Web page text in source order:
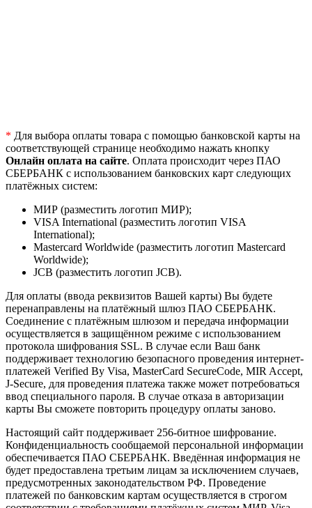
* Для выбора оплаты товара с помощью банковской карты на
соответствующей странице необходимо нажать кнопку
Онлайн оплата на сайте. Оплата происходит через ПАО
СБЕРБАНК с использованием банковских карт следующих
платёжных систем:
МИР (разместить логотип МИР);
VISA International (разместить логотип VISA
International);
Mastercard Worldwide (разместить логотип Mastercard
Worldwide);
JCB (разместить логотип JCB).
Для оплаты (ввода реквизитов Вашей карты) Вы будете
перенаправлены на платёжный шлюз ПАО СБЕРБАНК.
Соединение с платёжным шлюзом и передача информации
осуществляется в защищённом режиме с использованием
протокола шифрования SSL. В случае если Ваш банк
поддерживает технологию безопасного проведения интернет-
платежей Verified By Visa, MasterCard SecureCode, MIR Accept,
J-Secure, для проведения платежа также может потребоваться
ввод специального пароля. В случае отказа в авторизации
карты Вы сможете повторить процедуру оплаты заново.
Настоящий сайт поддерживает 256-битное шифрование.
Конфиденциальность сообщаемой персональной информации
обеспечивается ПАО СБЕРБАНК. Введённая информация не
будет предоставлена третьим лицам за исключением случаев,
предусмотренных законодательством РФ. Проведение
платежей по банковским картам осуществляется в строгом